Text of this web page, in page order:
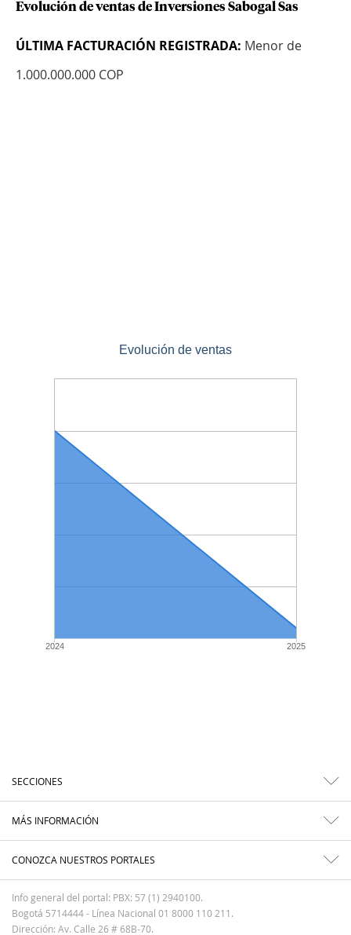
Evolución de ventas de Inversiones Sabogal Sas
ÚLTIMA FACTURACIÓN REGISTRADA: Menor de
1.000.000.000 COP
Evolución de ventas
2024 2025
SECCIONES
MÁS INFORMACIÓN
CONOZCA NUESTROS PORTALES
Info general del portal: PBX: 57 (1) 2940100.
Bogotá 5714444 - Línea Nacional 01 8000 110 211.
Dirección: Av. Calle 26 # 68B-70.